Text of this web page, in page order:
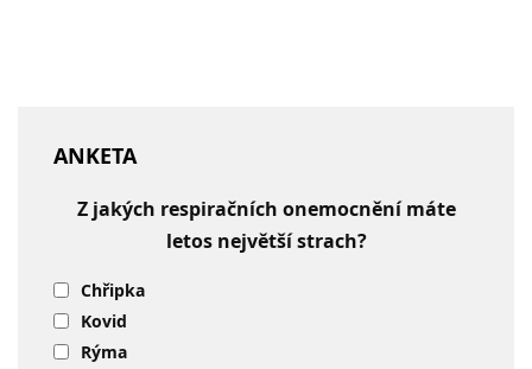
ANKETA
Z jakých respiračních onemocnění máte
letos největší strach?
Chřipka
Kovid
Rýma